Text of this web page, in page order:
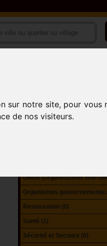
sur notre site, pour vous
de nos visiteurs.
Attractions (1)
Collectivités territoriales (1)
ONGs (Organisations Non
Organismes
Restauration (0)
Santé (1)
Sécurité et Secours (0)